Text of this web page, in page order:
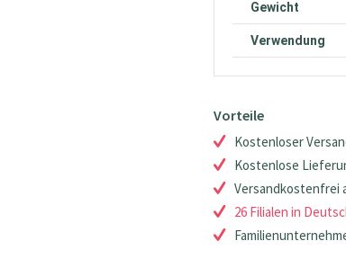
Gewicht
Verwendung
Vorteile
Kostenloser
Kostenlose
Versandkostenfrei
26 Filialen in